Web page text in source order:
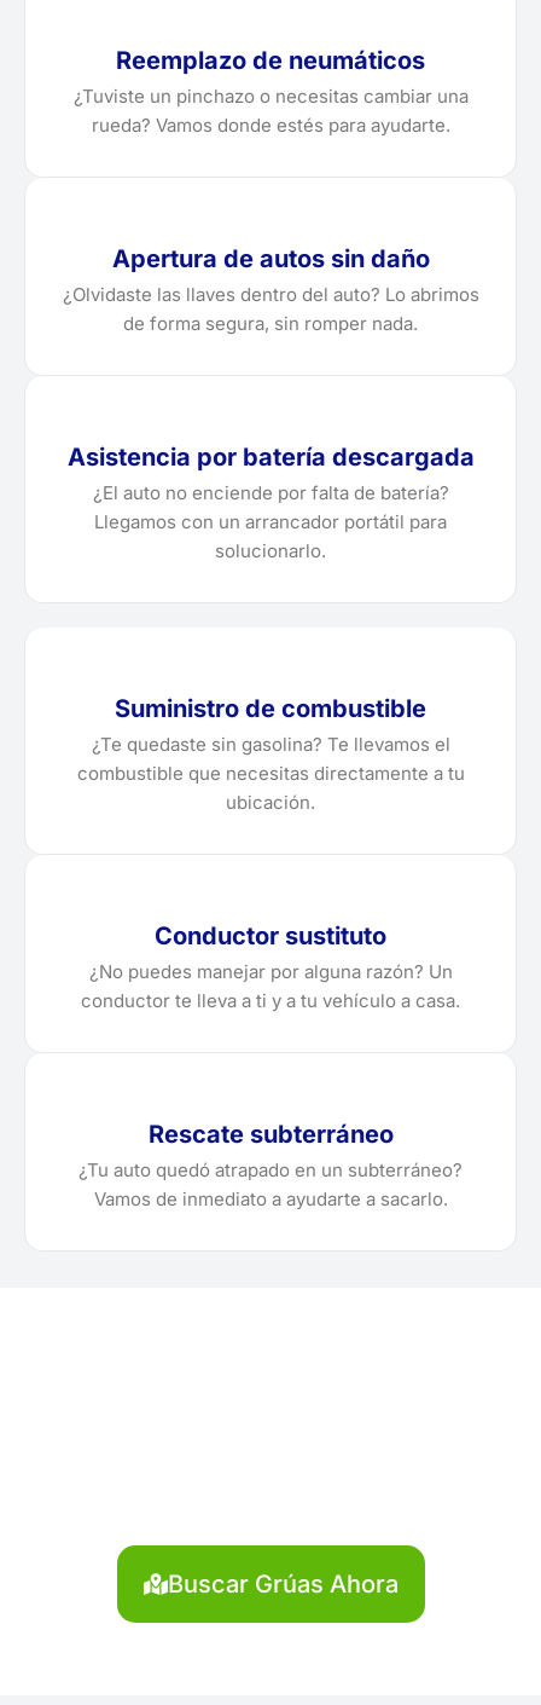
Reemplazo de neumáticos
¿Tuviste un pinchazo o necesitas cambiar una
rueda? Vamos donde estés para ayudarte.
Apertura de autos sin daño
¿Olvidaste las llaves dentro del auto? Lo abrimos
de forma segura, sin romper nada.
Asistencia por batería descargada
¿El auto no enciende por falta de batería?
Llegamos con un arrancador portátil para
solucionarlo.
Suministro de combustible
¿Te quedaste sin gasolina? Te llevamos el
combustible que necesitas directamente a tu
ubicación.
Conductor sustituto
¿No puedes manejar por alguna razón? Un
conductor te lleva a ti y a tu vehículo a casa.
Rescate subterráneo
¿Tu auto quedó atrapado en un subterráneo?
Vamos de inmediato a ayudarte a sacarlo.
Buscar Grúas Ahora